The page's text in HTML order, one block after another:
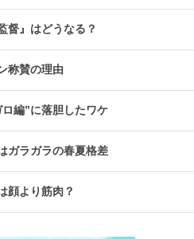
督』はどうなる？
称賛の理由
ロ編”に落胆したワケ
ガラガラの春夏格差
顔より筋肉？